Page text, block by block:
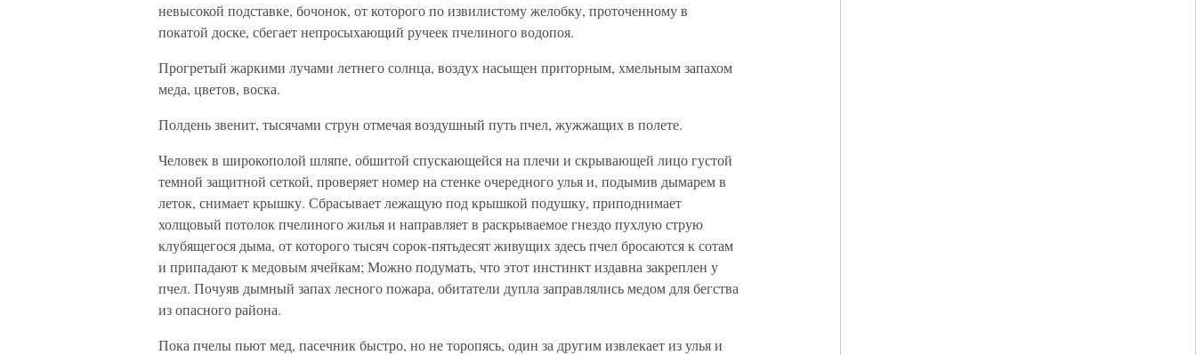
невысокой подставке, бочонок, от которого по извилистому желобку, проточенному в
покатой доске, сбегает непросыхающий ручеек пчелиного водопоя.
Прогретый жаркими лучами летнего солнца, воздух насыщен приторным, хмельным запахом
меда, цветов, воска.
Полдень звенит, тысячами струн отмечая воздушный путь пчел, жужжащих в полете.
Человек в широкополой шляпе, обшитой спускающейся на плечи и скрывающей лицо густой
темной защитной сеткой, проверяет номер на стенке очередного улья и, подымив дымарем в
леток, снимает крышку. Сбрасывает лежащую под крышкой подушку, приподнимает
холщовый потолок пчелиного жилья и направляет в раскрываемое гнездо пухлую струю
клубящегося дыма, от которого тысяч сорок-пятьдесят живущих здесь пчел бросаются к сотам
и припадают к медовым ячейкам; Можно подумать, что этот инстинкт издавна закреплен у
пчел. Почуяв дымный запах лесного пожара, обитатели дупла заправлялись медом для бегства
из опасного района.
Пока пчелы пьют мед, пасечник быстро, но не торопясь, один за другим извлекает из улья и